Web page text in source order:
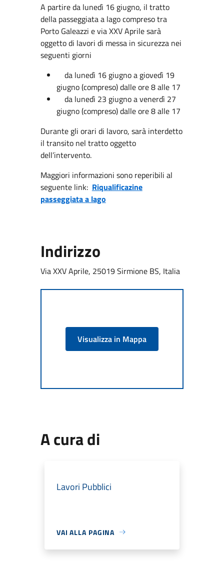
A partire da lunedì 16 giugno, il tratto
della passeggiata a lago compreso tra
Porto Galeazzi e via XXV Aprile sarà
oggetto di lavori di messa in sicurezza nei
seguenti giorni
da lunedì 16 giugno a giovedì 19
giugno (compreso) dalle ore 8 alle 17
da lunedì 23 giugno a venerdì 27
giugno (compreso) dalle ore 8 alle 17
Durante gli orari di lavoro, sarà interdetto
il transito nel tratto oggetto
dell’intervento.
Maggiori informazioni sono reperibili al
seguente link: Riqualificazine
passeggiata a lago
Indirizzo
Via XXV Aprile, 25019 Sirmione BS, Italia
Visualizza in Mappa
A cura di
Lavori Pubblici
VAI ALLA PAGINA